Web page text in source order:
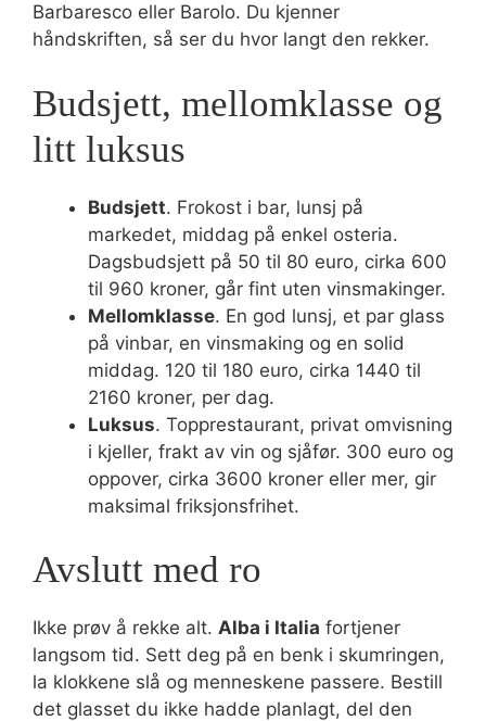
Barbaresco eller Barolo. Du kjenner
håndskriften, så ser du hvor langt den rekker.
Budsjett, mellomklasse og
litt luksus
Budsjett. Frokost i bar, lunsj på
markedet, middag på enkel osteria.
Dagsbudsjett på 50 til 80 euro, cirka 600
til 960 kroner, går fint uten vinsmakinger.
Mellomklasse. En god lunsj, et par glass
på vinbar, en vinsmaking og en solid
middag. 120 til 180 euro, cirka 1440 til
2160 kroner, per dag.
Luksus. Topprestaurant, privat omvisning
i kjeller, frakt av vin og sjåfør. 300 euro og
oppover, cirka 3600 kroner eller mer, gir
maksimal friksjonsfrihet.
Avslutt med ro
Ikke prøv å rekke alt. Alba i Italia fortjener
langsom tid. Sett deg på en benk i skumringen,
la klokkene slå og menneskene passere. Bestill
det glasset du ikke hadde planlagt, del den